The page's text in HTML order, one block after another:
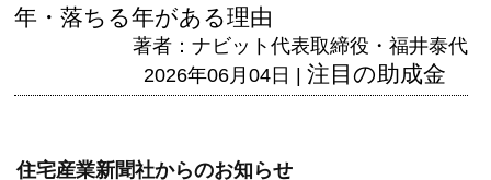
年・落ちる年がある理由
著者：ナビット代表取締役・福井泰代
2026年06月04日 | 注目の助成金
住宅産業新聞社からのお知らせ